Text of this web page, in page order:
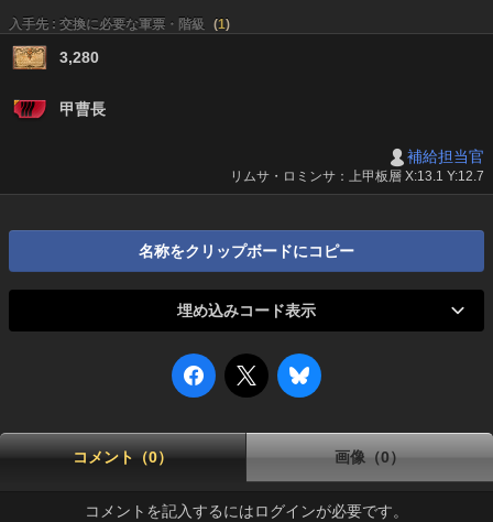
入手先 : 交換に必要な軍票・階級 (1)
3,280
甲曹長
補給担当官
リムサ・ロミンサ：上甲板層 X:13.1 Y:12.7
名称をクリップボードにコピー
埋め込みコード表示
コメント（0） 画像（0）
コメントを記入するにはログインが必要です。